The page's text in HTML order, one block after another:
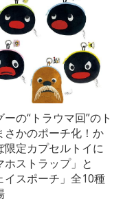
ーの“トラウマ回”のト
さかのポーチ化！か
限定カプセルトイに
ホストラップ」と
イスポーチ」全10種